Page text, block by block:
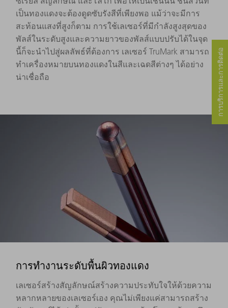
เป็นทองแดงจะต้องดูดซับรังสีที่เพียงพอ แม้ว่าจะมีการ
สะท้อนแสงที่สูงก็ตาม การใช้เลเซอร์ที่มีกำลังสูงสุดของ
พัลส์ในระดับสูงและความยาวของพัลส์แบบปรับได้ในจุด
นี้ก็จะนำไปสู่ผลลัพธ์ที่ต้องการ เลเซอร์ TruMark สามารถ
ทำเครื่องหมายบนทองแดงในสีและเฉดสีต่างๆ ได้อย่าง
น่าเชื่อถือ
การทำงานระดับพื้นผิวทองแดง
เลเซอร์สร้างสัญลักษณ์สร้างความประทับใจให้ด้วยความ
หลากหลายของเลเซอร์เอง คุณไม่เพียงแค่สามารถสร้าง
การบริการและการติดต่อ